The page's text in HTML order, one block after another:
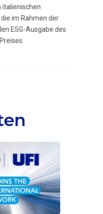
italienischen
im Rahmen der
ESG-Ausgabe des